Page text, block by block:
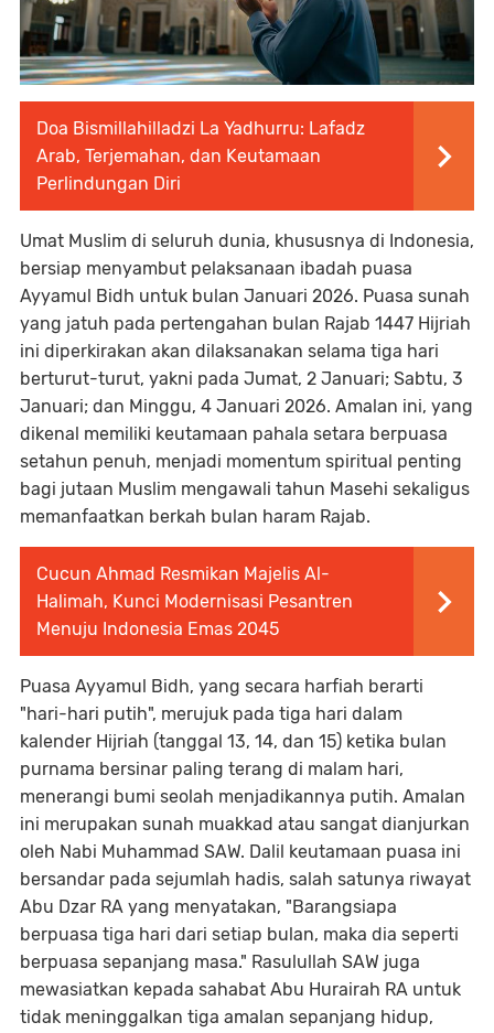
Doa Bismillahilladzi La Yadhurru: Lafadz
Arab, Terjemahan, dan Keutamaan
Perlindungan Diri
Umat Muslim di seluruh dunia, khususnya di Indonesia,
bersiap menyambut pelaksanaan ibadah puasa
Ayyamul Bidh untuk bulan Januari 2026. Puasa sunah
yang jatuh pada pertengahan bulan Rajab 1447 Hijriah
ini diperkirakan akan dilaksanakan selama tiga hari
berturut-turut, yakni pada Jumat, 2 Januari; Sabtu, 3
Januari; dan Minggu, 4 Januari 2026. Amalan ini, yang
dikenal memiliki keutamaan pahala setara berpuasa
setahun penuh, menjadi momentum spiritual penting
bagi jutaan Muslim mengawali tahun Masehi sekaligus
memanfaatkan berkah bulan haram Rajab.
Cucun Ahmad Resmikan Majelis Al-
Halimah, Kunci Modernisasi Pesantren
Menuju Indonesia Emas 2045
Puasa Ayyamul Bidh, yang secara harfiah berarti
"hari-hari putih", merujuk pada tiga hari dalam
kalender Hijriah (tanggal 13, 14, dan 15) ketika bulan
purnama bersinar paling terang di malam hari,
menerangi bumi seolah menjadikannya putih. Amalan
ini merupakan sunah muakkad atau sangat dianjurkan
oleh Nabi Muhammad SAW. Dalil keutamaan puasa ini
bersandar pada sejumlah hadis, salah satunya riwayat
Abu Dzar RA yang menyatakan, "Barangsiapa
berpuasa tiga hari dari setiap bulan, maka dia seperti
berpuasa sepanjang masa." Rasulullah SAW juga
mewasiatkan kepada sahabat Abu Hurairah RA untuk
tidak meninggalkan tiga amalan sepanjang hidup,